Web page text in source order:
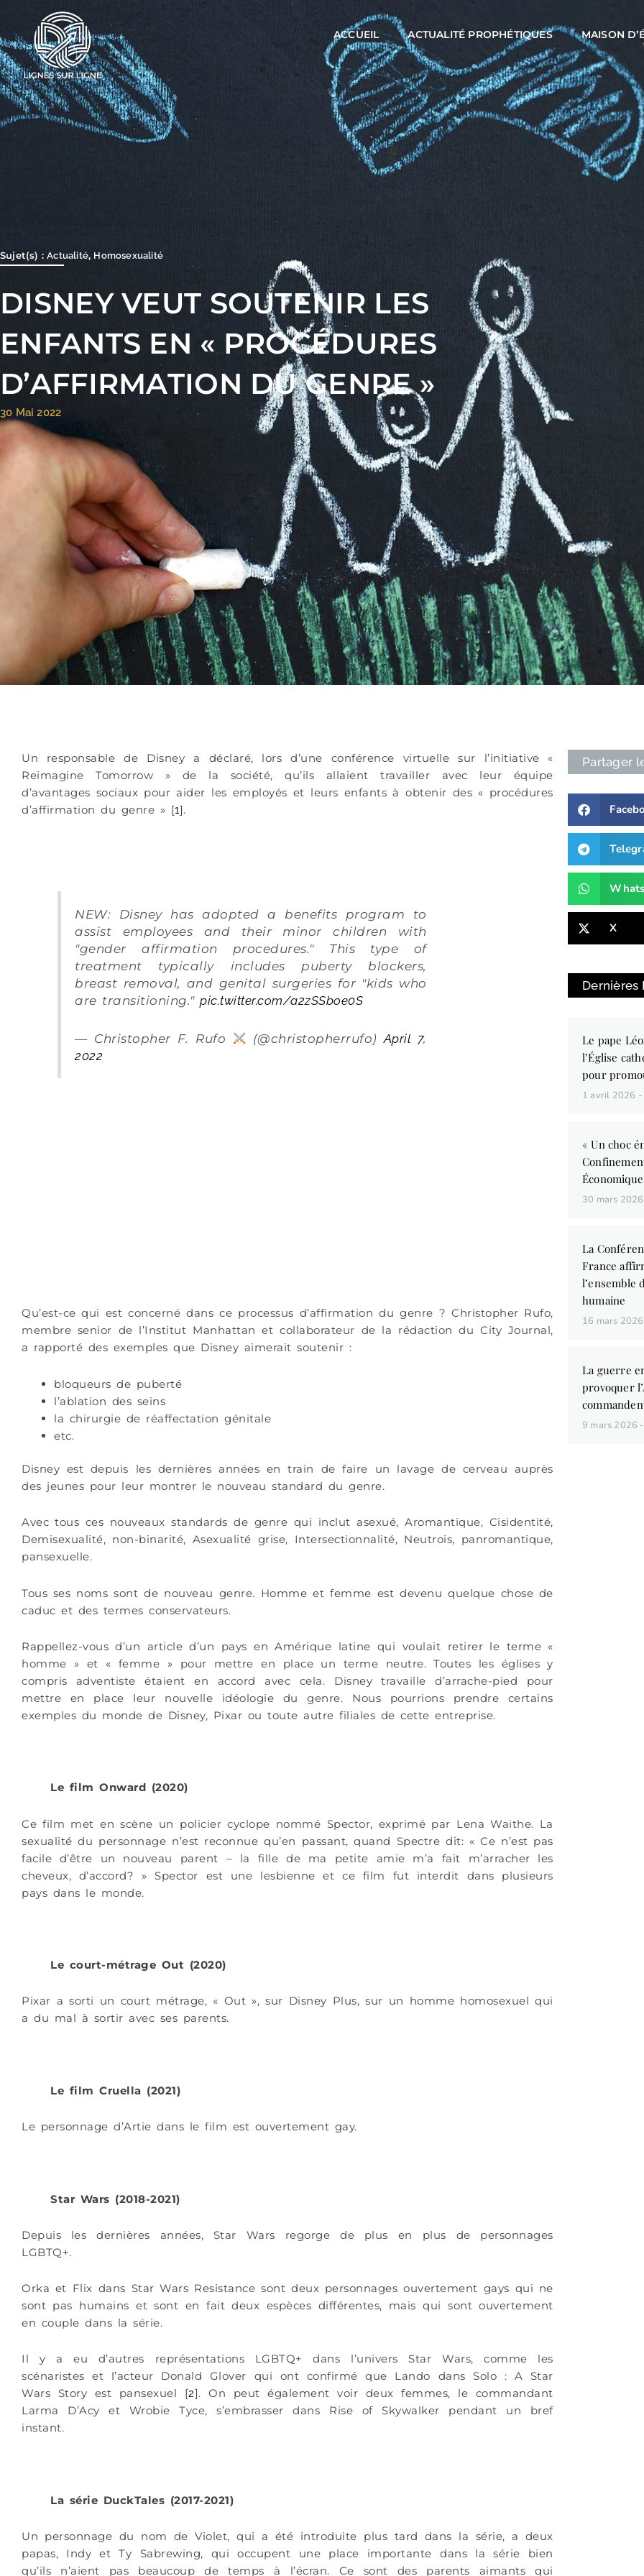
contenu
ACCUEIL ACTUALITÉ PROPHÉTIQUES MAISON
Sujet(s) : Actualité, Homosexualité
DISNEY VEUT SOUTENIR LES
ENFANTS EN « PROCÉDURES
D’AFFIRMATION DU GENRE »
30 Mai 2022
Un responsable de Disney a déclaré, lors d’une conférence virtuelle sur l’initiative «
Reimagine Tomorrow » de la société, qu’ils allaient travailler avec leur équipe
d’avantages sociaux pour aider les employés et leurs enfants à obtenir des « procédures
d’affirmation du genre » [1].
NEW: Disney has adopted a benefits program to
assist employees and their minor children with
"gender affirmation procedures." This type of
treatment typically includes puberty blockers,
breast removal, and genital surgeries for "kids who
are transitioning."pic.twitter.com/a2zSSboe0S
— Christopher F. Rufo (@christopherrufo)April 7,
2022
Qu’est-ce qui est concerné dans ce processus d’affirmation du genre ? Christopher Rufo,
membre senior de l’Institut Manhattan et collaborateur de la rédaction du City Journal,
a rapporté des exemples que Disney aimerait soutenir :
bloqueurs de puberté
l’ablation des seins
la chirurgie de réaffectation génitale
etc.
Disney est depuis les dernières années en train de faire un lavage de cerveau auprès
des jeunes pour leur montrer le nouveau standard du genre.
Avec tous ces nouveaux standards de genre qui inclut asexué, Aromantique, Cisidentité,
Demisexualité, non-binarité, Asexualité grise, Intersectionnalité, Neutrois, panromantique,
pansexuelle.
Tous ses noms sont de nouveau genre. Homme et femme est devenu quelque chose de
caduc et des termes conservateurs.
Rappellez-vous d’un article d’un pays en Amérique latine qui voulait retirer le terme «
homme » et « femme » pour mettre en place un terme neutre. Toutes les églises y
compris adventiste étaient en accord avec cela. Disney travaille d’arrache-pied pour
mettre en place leur nouvelle idéologie du genre. Nous pourrions prendre certains
exemples du monde de Disney, Pixar ou toute autre filiales de cette entreprise.
Le film Onward (2020)
Ce film met en scène un policier cyclope nommé Spector, exprimé par Lena Waithe. La
sexualité du personnage n’est reconnue qu’en passant, quand Spectre dit: « Ce n’est pas
facile d’être un nouveau parent – la fille de ma petite amie m’a fait m’arracher les
cheveux, d’accord? » Spector est une lesbienne et ce film fut interdit dans plusieurs
pays dans le monde.
Le court-métrage Out (2020)
Pixar a sorti un court métrage, « Out », sur Disney Plus, sur un homme homosexuel qui
a du mal à sortir avec ses parents.
Le film Cruella (2021)
Le personnage d’Artie dans le film est ouvertement gay.
Star Wars (2018-2021)
Depuis les dernières années, Star Wars regorge de plus en plus de personnages
LGBTQ+.
Orka et Flix dans Star Wars Resistance sont deux personnages ouvertement gays qui ne
sont pas humains et sont en fait deux espèces différentes, mais qui sont ouvertement
en couple dans la série.
Il y a eu d’autres représentations LGBTQ+ dans l’univers Star Wars, comme les
scénaristes et l’acteur Donald Glover qui ont confirmé que Lando dans Solo : A Star
Wars Story est pansexuel [2]. On peut également voir deux femmes, le commandant
Larma D’Acy et Wrobie Tyce, s’embrasser dans Rise of Skywalker pendant un bref
instant.
La série DuckTales (2017-2021)
Un personnage du nom de Violet, qui a été introduite plus tard dans la série, a deux
papas, Indy et Ty Sabrewing, qui occupent une place importante dans la série bien
qu’ils n’aient pas beaucoup de temps à l’écran. Ce sont des parents aimants qui
Partager
X
Dernières
Le pape
l’Église
pour
1 avril 2026
« Un choc
Économique
30 mars 2026
La
France
l’ensemble
humaine
16 mars 2026
La guerre
provoquer
9 mars 2026